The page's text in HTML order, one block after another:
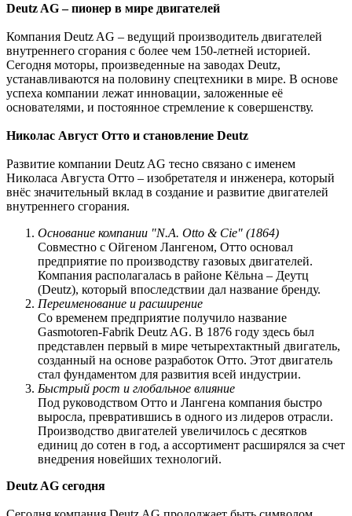
Deutz AG – пионер в мире двигателей
Компания Deutz AG – ведущий производитель двигателей
внутреннего сгорания с более чем 150-летней историей.
Сегодня моторы, произведенные на заводах Deutz,
устанавливаются на половину спецтехники в мире. В основе
успеха компании лежат инновации, заложенные её
основателями, и постоянное стремление к совершенству.
Николас Август Отто и становление Deutz
Развитие компании Deutz AG тесно связано с именем
Николаса Августа Отто – изобретателя и инженера, который
внёс значительный вклад в создание и развитие двигателей
внутреннего сгорания.
Основание компании "N.A. Otto & Cie" (1864)
Совместно с Ойгеном Лангеном, Отто основал
предприятие по производству газовых двигателей.
Компания располагалась в районе Кёльна – Деутц
(Deutz), который впоследствии дал название бренду.
Переименование и расширение
Со временем предприятие получило название
Gasmotoren-Fabrik Deutz AG. В 1876 году здесь был
представлен первый в мире четырехтактный двигатель,
созданный на основе разработок Отто. Этот двигатель
стал фундаментом для развития всей индустрии.
Быстрый рост и глобальное влияние
Под руководством Отто и Лангена компания быстро
выросла, превратившись в одного из лидеров отрасли.
Производство двигателей увеличилось с десятков
единиц до сотен в год, а ассортимент расширялся за счет
внедрения новейших технологий.
Deutz AG сегодня